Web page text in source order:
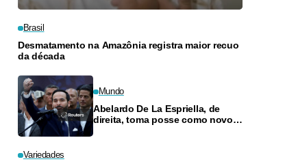
Brasil
Desmatamento na Amazônia registra maior recuo
da década
Mundo
Abelardo De La Espriella, de
direita, toma posse como novo
Variedades